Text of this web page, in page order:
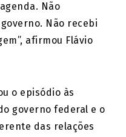
Não
Não recebi
afirmou Flávio
o episódio às
governo federal e o
das relações